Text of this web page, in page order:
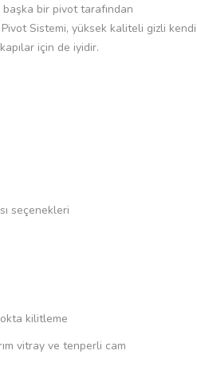
başka bir pivot tarafından
Sistemi, yüksek kaliteli gizli kendi
için de iyidir.
seçenekleri
kilitleme
vitray ve tenperli cam